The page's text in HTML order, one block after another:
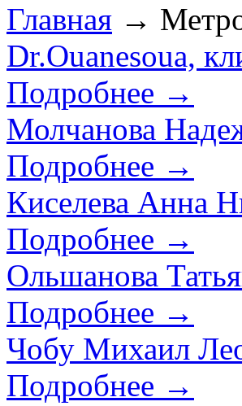
Главная →
Dr.Ouanesoua,
Подробнее →
Молчанова
Подробнее →
Киселева Анна
Подробнее →
Ольшанова
Подробнее →
Чобу Михаил
Подробнее →